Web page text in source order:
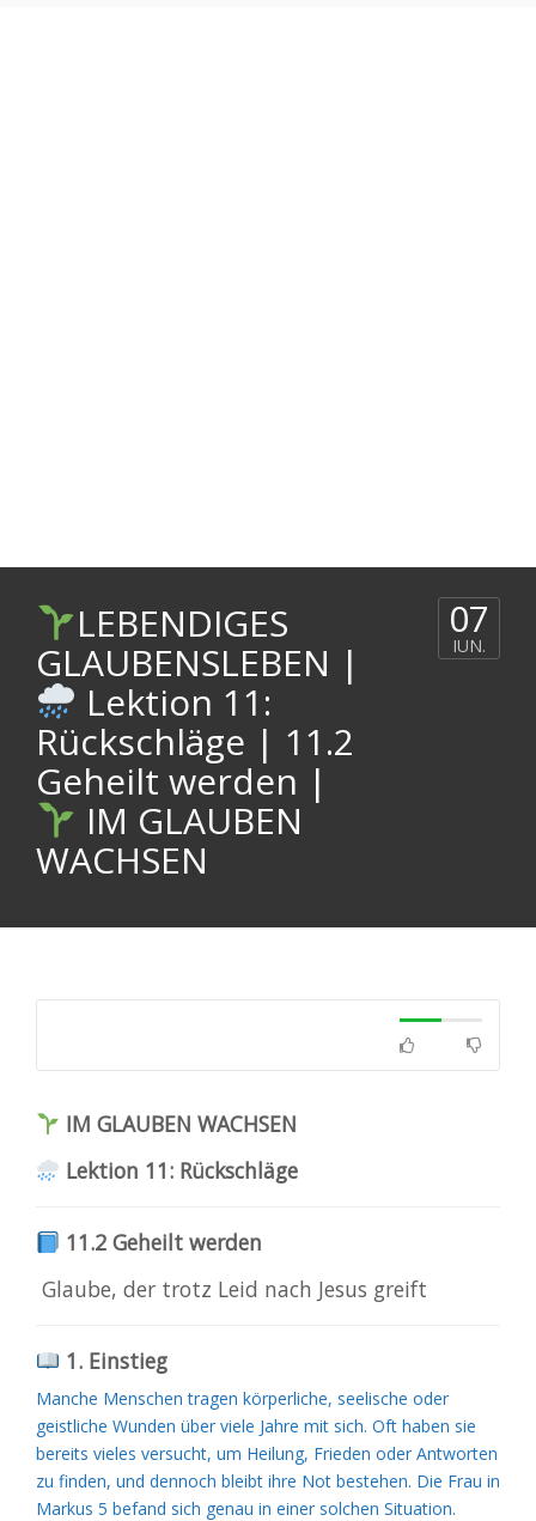
LEBENDIGES
GLAUBENSLEBEN |
Lektion 11:
Rückschläge | 11.2
Geheilt werden |
IM GLAUBEN
WACHSEN
07
IUN.
IM GLAUBEN WACHSEN
Lektion 11: Rückschläge
11.2 Geheilt werden
Glaube, der trotz Leid nach Jesus greift
1. Einstieg
Manche Menschen tragen körperliche, seelische oder
geistliche Wunden über viele Jahre mit sich. Oft haben sie
bereits vieles versucht, um Heilung, Frieden oder Antworten
zu finden, und dennoch bleibt ihre Not bestehen. Die Frau in
Markus 5 befand sich genau in einer solchen Situation.